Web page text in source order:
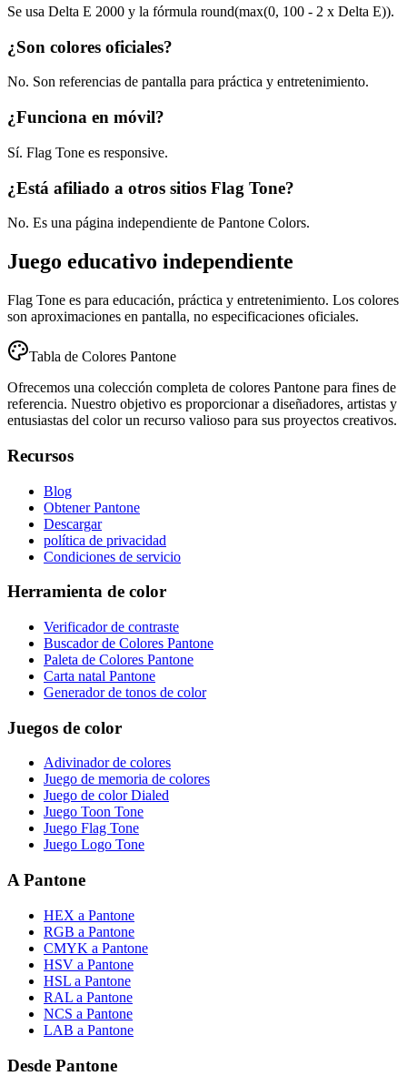
Se usa Delta E 2000 y la fórmula round(max(0, 100 - 2 x Delta E)).
¿Son colores oficiales?
No. Son referencias de pantalla para práctica y entretenimiento.
¿Funciona en móvil?
Sí. Flag Tone es responsive.
¿Está afiliado a otros sitios Flag Tone?
No. Es una página independiente de Pantone Colors.
Juego educativo independiente
Flag Tone es para educación, práctica y entretenimiento. Los colores
son aproximaciones en pantalla, no especificaciones oficiales.
Tabla de Colores Pantone
Ofrecemos una colección completa de colores Pantone para fines de
referencia. Nuestro objetivo es proporcionar a diseñadores, artistas y
entusiastas del color un recurso valioso para sus proyectos creativos.
Recursos
Blog
Obtener Pantone
Descargar
política de privacidad
Condiciones de servicio
Herramienta de color
Verificador de contraste
Buscador de Colores Pantone
Paleta de Colores Pantone
Carta natal Pantone
Generador de tonos de color
Juegos de color
Adivinador de colores
Juego de memoria de colores
Juego de color Dialed
Juego Toon Tone
Juego Flag Tone
Juego Logo Tone
A Pantone
HEX a Pantone
RGB a Pantone
CMYK a Pantone
HSV a Pantone
HSL a Pantone
RAL a Pantone
NCS a Pantone
LAB a Pantone
Desde Pantone